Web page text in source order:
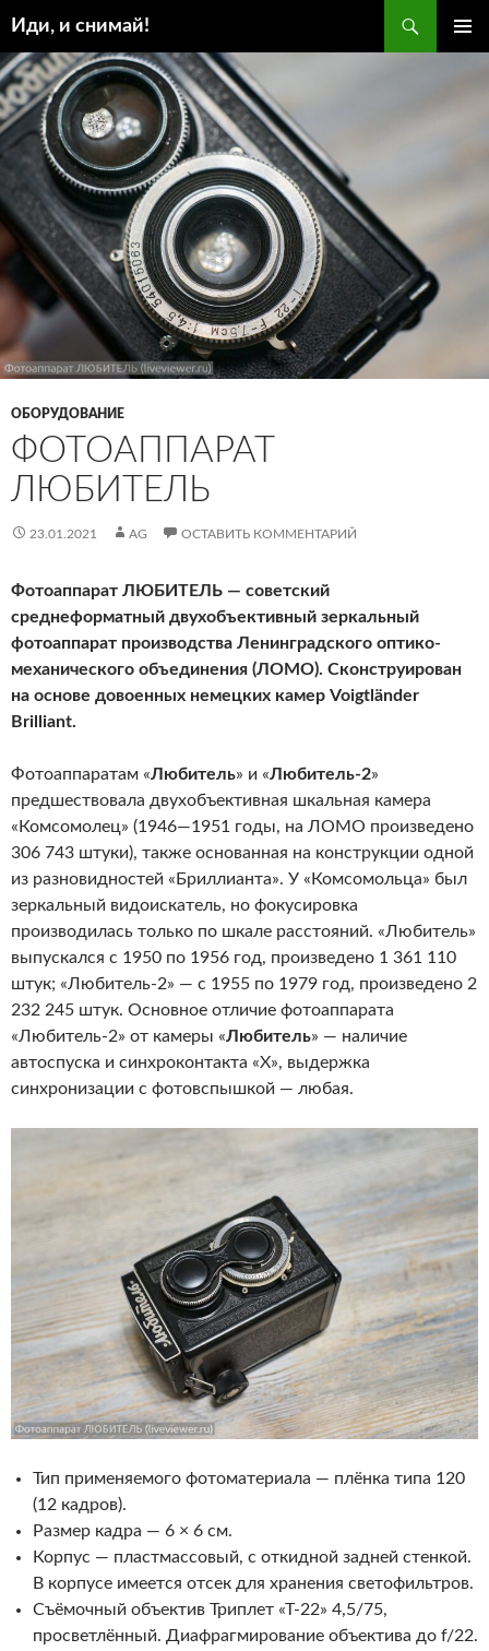
Иди, и снимай!
К
СОДЕРЖИМОМУ
ОБОРУДОВАНИЕ
ФОТОАППАРАТ
ЛЮБИТЕЛЬ
23.01.2021 AG ОСТАВИТЬ КОММЕНТАРИЙ
Фотоаппарат ЛЮБИТЕЛЬ — советский
среднеформатный двухобъективный зеркальный
фотоаппарат производства Ленинградского оптико-
механического объединения (ЛОМО). Сконструирован
на основе довоенных немецких камер Voigtländer
Brilliant.
Фотоаппаратам «Любитель» и «Любитель-2»
предшествовала двухобъективная шкальная камера
«Комсомолец» (1946—1951 годы, на ЛОМО произведено
306 743 штуки), также основанная на конструкции одной
из разновидностей «Бриллианта». У «Комсомольца» был
зеркальный видоискатель, но фокусировка
производилась только по шкале расстояний. «Любитель»
выпускался с 1950 по 1956 год, произведено 1 361 110
штук; «Любитель-2» — с 1955 по 1979 год, произведено 2
232 245 штук. Основное отличие фотоаппарата
«Любитель-2» от камеры «Любитель» — наличие
автоспуска и синхроконтакта «Х», выдержка
синхронизации с фотовспышкой — любая.
Тип применяемого фотоматериала — плёнка типа 120
(12 кадров).
Размер кадра — 6 × 6 см.
Корпус — пластмассовый, с откидной задней стенкой.
В корпусе имеется отсек для хранения светофильтров.
Съёмочный объектив Триплет «Т-22» 4,5/75,
просветлённый. Диафрагмирование объектива до f/22.